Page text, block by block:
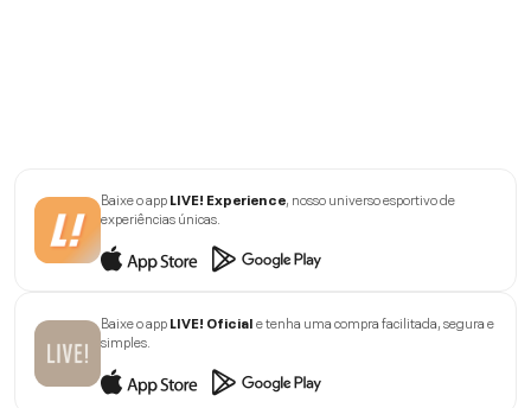
Baixe o appLIVE! Experience, nosso universo esportivo de
experiências únicas.
Baixe o appLIVE! Oficiale tenha uma compra facilitada, segura e
simples.